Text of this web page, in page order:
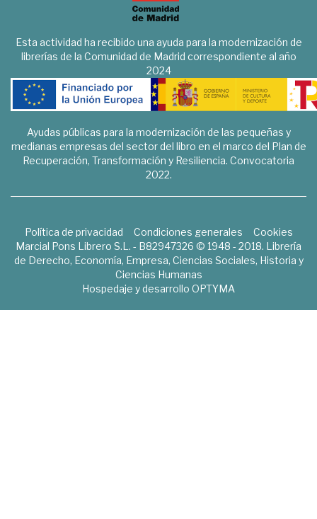
Esta actividad ha recibido una ayuda para la modernización de
librerías de la Comunidad de Madrid correspondiente al año
2024
Ayudas públicas para la modernización de las pequeñas y
medianas empresas del sector del libro en el marco del Plan de
Recuperación, Transformación y Resiliencia. Convocatoria
2022.
Política de privacidad Condiciones generales
Cookies
Marcial Pons Librero S.L. - B82947326 © 1948 - 2018. Librería
de Derecho, Economía, Empresa, Ciencias Sociales, Historia y
Ciencias Humanas
Hospedaje y desarrollo OPTYMA